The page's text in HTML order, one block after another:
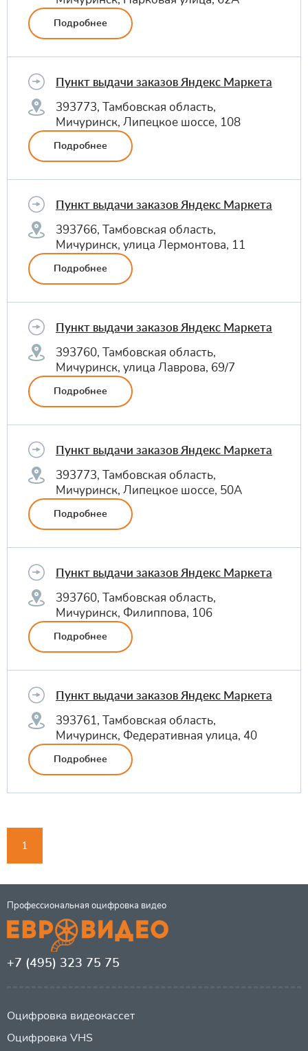
Подробнее
Пункт выдачи заказов Яндекс Маркета
393773, Тамбовская область,
Мичуринск, Липецкое шоссе, 108
Подробнее
Пункт выдачи заказов Яндекс Маркета
393766, Тамбовская область,
Мичуринск, улица Лермонтова, 11
Подробнее
Пункт выдачи заказов Яндекс Маркета
393760, Тамбовская область,
Мичуринск, улица Лаврова, 69/7
Подробнее
Пункт выдачи заказов Яндекс Маркета
393773, Тамбовская область,
Мичуринск, Липецкое шоссе, 50А
Подробнее
Пункт выдачи заказов Яндекс Маркета
393760, Тамбовская область,
Мичуринск, Филиппова, 106
Подробнее
Пункт выдачи заказов Яндекс Маркета
393761, Тамбовская область,
Мичуринск, Федеративная улица, 40
Подробнее
1
Профессиональная оцифровка видео
+7 (495) 323 75 75
Оцифровка видеокассет
Оцифровка VHS